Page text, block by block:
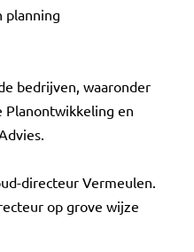
planning
bedrijven, waaronder
Planontwikkeling en
directeur Vermeulen.
op grove wijze